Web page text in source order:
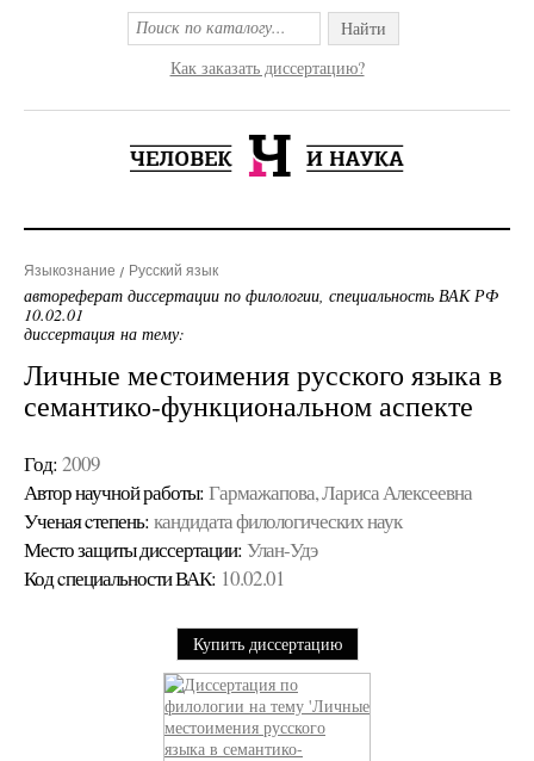
Найти
Как заказать диссертацию?
Языкознание Русский язык
автореферат диссертации по филологии, специальность ВАК РФ
10.02.01
диссертация на тему:
Личные местоимения русского языка в
семантико-функциональном аспекте
Год: 2009
Автор научной работы: Гармажапова, Лариса Алексеевна
Ученая cтепень: кандидата филологических наук
Место защиты диссертации: Улан-Удэ
Код cпециальности ВАК: 10.02.01
Купить диссертацию